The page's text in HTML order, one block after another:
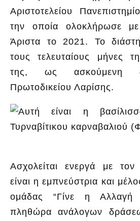
Αριστοτελείου
την οποία ολοκλήρωσε
Άριστα το 2021. Το
τους τελευταίους μήνες
της, ως ασκούμενη
Πρωτοδικείου Λαρίσης.
Ασχολείται ενεργά με τον
είναι η εμπνεύστρια και
ομάδας “Γίνε η
πληθώρα ανάλογων